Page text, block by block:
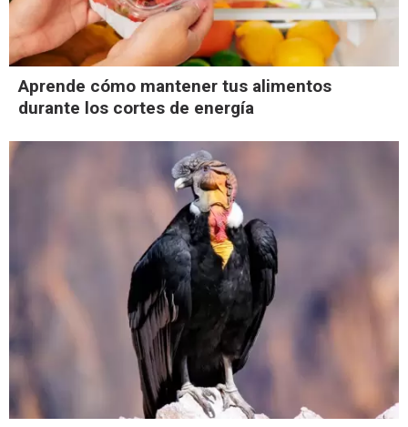
Aprende cómo mantener tus alimentos
durante los cortes de energía